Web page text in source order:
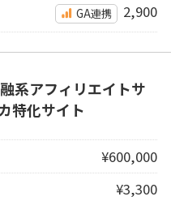
GA連携 2,900
系アフィリエイトサ
特化サイト
¥600,000
¥3,300